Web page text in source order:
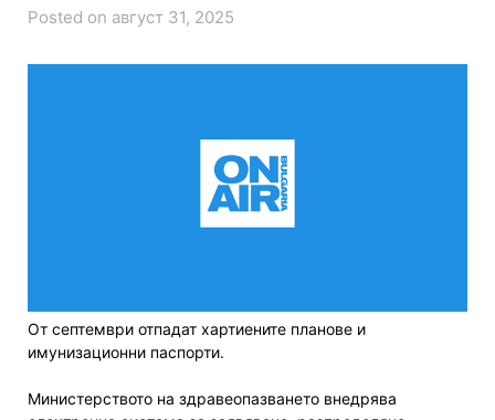
Posted on август 31, 2025
От септември отпадат хартиените планове и
имунизационни паспорти.
Министерството на здравеопазването внедрява